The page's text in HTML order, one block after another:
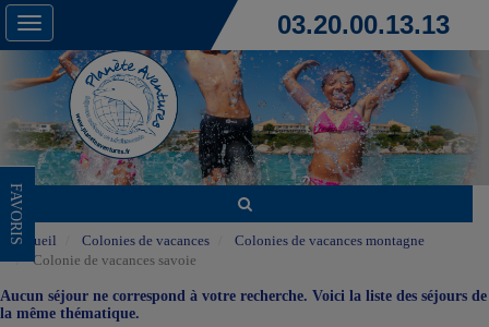
Toggle
navigation
03.20.00.13.13
FAVORIS
Accueil Colonies de vacances
Colonies de vacances montagne
Colonie de vacances savoie
Aucun séjour ne correspond à votre recherche. Voici la liste des séjours de
la même thématique.